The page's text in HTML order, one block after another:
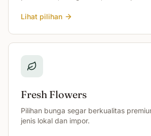
Lihat pilihan
Fresh Flowers
Pilihan bunga segar berkualitas
jenis lokal dan impor.